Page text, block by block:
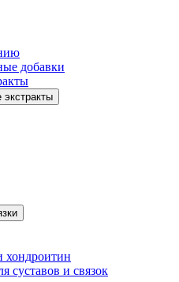
добавки
экстракты
хондроитин
суставов и связок